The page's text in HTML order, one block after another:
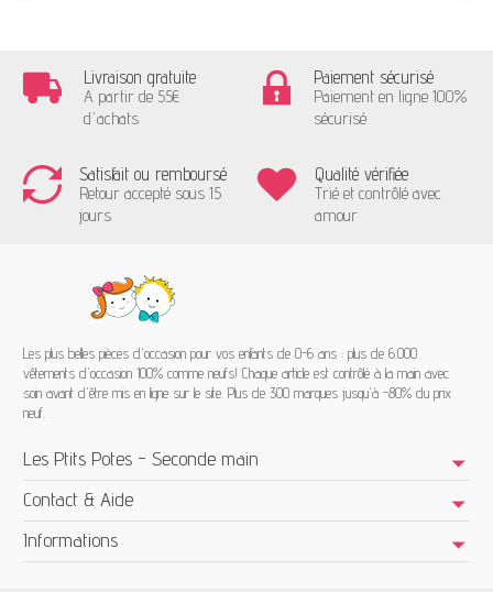
Livraison gratuite
A partir de 55€
d'achats
Paiement sécurisé
Paiement en ligne 100%
sécurisé
Satisfait ou remboursé
Retour accepté sous 15
jours
Qualité vérifiée
Trié et contrôlé avec
amour
Les plus belles pièces d'occasion pour vos enfants de 0-6 ans : plus de 6.000
vêtements d'occasion 100% comme neufs! Chaque article est contrôlé à la main avec
soin avant d'être mis en ligne sur le site. Plus de 300 marques jusqu'à -80% du prix
neuf.
Les Ptits Potes - Seconde main
Contact & Aide
Informations